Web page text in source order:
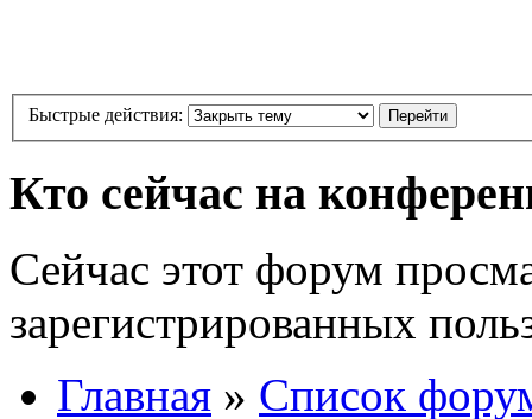
Быстрые действия:
Кто сейчас на
Сейчас этот форум
зарегистрированных
Главная » Список